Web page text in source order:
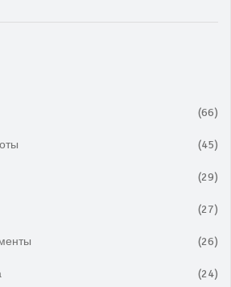
(66)
(45)
(29)
(27)
(26)
(24)